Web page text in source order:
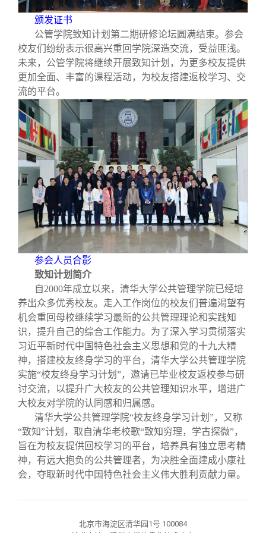
颁发证书
公管学院致知计划第二期研修论坛圆满结束。参会
校友们纷纷表示很高兴重回学院深造交流，受益匪浅。
未来，公管学院将继续开展致知计划，为更多校友提供
更加全面、丰富的课程活动，为校友搭建返校学习、交
流的平台。
参会人员合影
致知计划简介
自2000年成立以来，清华大学公共管理学院已经培
养出众多优秀校友。走入工作岗位的校友们普遍渴望有
机会重回母校继续学习最新的公共管理理论和实践知
识，提升自己的综合工作能力。为了深入学习贯彻落实
习近平新时代中国特色社会主义思想和党的十九大精
神，搭建校友终身学习的平台，清华大学公共管理学院
实施“校友终身学习计划”，邀请已毕业校友返校参与研
讨交流，以提升广大校友的公共管理知识水平，增进广
大校友对学院的认同感和归属感。
清华大学公共管理学院“校友终身学习计划”，又称
“致知”计划，取自清华老校歌“致知穷理，学古探微”，
旨在为校友提供回校学习的平台，培养具有独立思考精
神，有远大抱负的公共管理者，为决胜全面建成小康社
会，夺取新时代中国特色社会主义伟大胜利贡献力量。
北京市海淀区清华园1号 100084